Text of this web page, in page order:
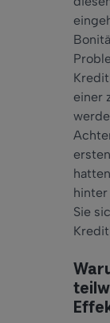
einer
hinter
Sie